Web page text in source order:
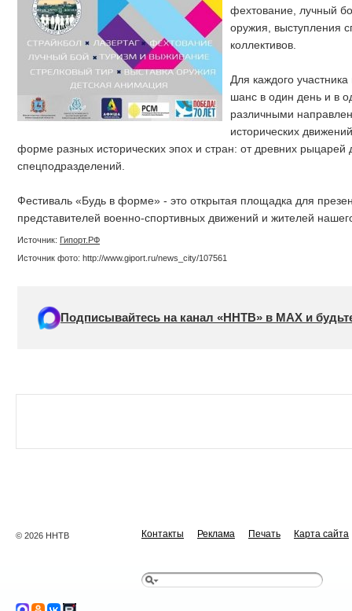
фехтование, лучный
оружия, выступления
коллективов.
Для каждого
шанс в один день и в
различными
исторических
форме разных исторических эпох и стран: от древних
спецподразделений.
Фестиваль «Будь в форме» - это открытая площадка для
представителей военно-спортивных движений и жителей
Источник: Гипорт.РФ
Источник фото: http://www.giport.ru/news_city/107561
Подписывайтесь на канал «ННТВ» в МАХ и
© 2026 ННТВ Контакты Реклама Печать Карта сайта